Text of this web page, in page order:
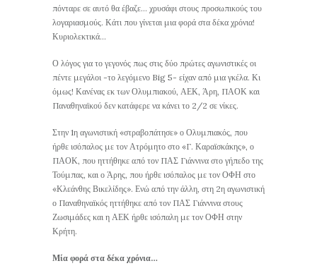
πόνταρε σε αυτό θα έβαζε… χρυσάφι στους προσωπικούς του
λογαριασμούς. Κάτι που γίνεται μια φορά στα δέκα χρόνια!
Κυριολεκτικά…
Ο λόγος για το γεγονός πως στις δύο πρώτες αγωνιστικές οι
πέντε μεγάλοι -το λεγόμενο Big 5- είχαν από μια γκέλα. Κι
όμως! Κανένας εκ των Ολυμπιακού, ΑΕΚ, Άρη, ΠΑΟΚ και
Παναθηναϊκού δεν κατάφερε να κάνει το 2/2 σε νίκες.
Στην 1η αγωνιστική «στραβοπάτησε» ο Ολυμπιακός, που
ήρθε ισόπαλος με τον Ατρόμητο στο «Γ. Καραϊσκάκης», ο
ΠΑΟΚ, που ηττήθηκε από τον ΠΑΣ Γιάννινα στο γήπεδο της
Τούμπας, και ο Άρης, που ήρθε ισόπαλος με τον ΟΦΗ στο
«Κλεάνθης Βικελίδης». Ενώ από την άλλη, στη 2η αγωνιστική
ο Παναθηναϊκός ηττήθηκε από τον ΠΑΣ Γιάννινα στους
Ζωσιμάδες και η ΑΕΚ ήρθε ισόπαλη με τον ΟΦΗ στην
Κρήτη.
Μία φορά στα δέκα χρόνια…